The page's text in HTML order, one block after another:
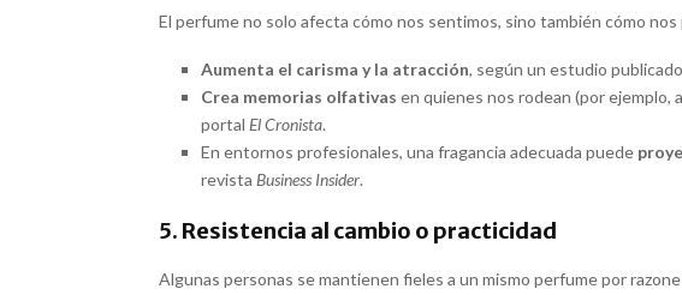
El perfume no solo afecta cómo nos sentimos, sino también cómo
Aumenta el carisma y la atracción, según un estudio
Crea memorias olfativas en quienes nos rodean (por ejemplo,
portal El Cronista.
En entornos profesionales, una fragancia adecuada puede
revista Business Insider.
5. Resistencia al cambio o practicidad
Algunas personas se mantienen fieles a un mismo perfume por